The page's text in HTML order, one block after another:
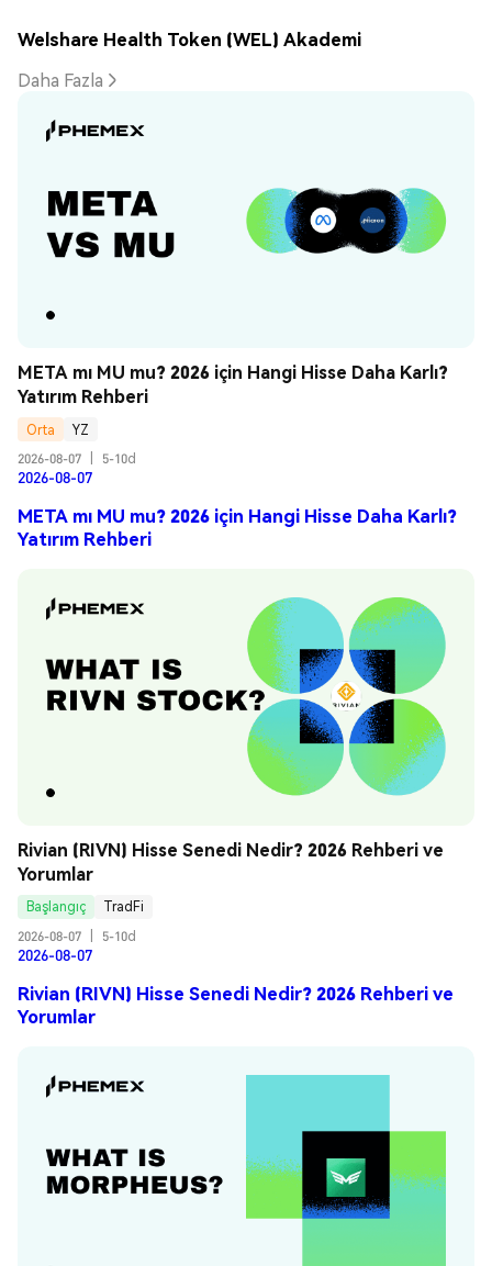
Welshare Health Token (WEL) Akademi
Daha Fazla
META mı MU mu? 2026 için Hangi Hisse Daha Karlı?
Yatırım Rehberi
Orta
YZ
2026-08-07
5-10d
2026-08-07
META mı MU mu? 2026 için Hangi Hisse Daha Karlı?
Yatırım Rehberi
Rivian (RIVN) Hisse Senedi Nedir? 2026 Rehberi ve
Yorumlar
Başlangıç
TradFi
2026-08-07
5-10d
2026-08-07
Rivian (RIVN) Hisse Senedi Nedir? 2026 Rehberi ve
Yorumlar